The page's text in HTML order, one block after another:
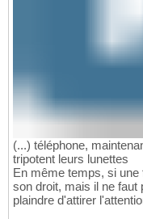
(...) téléphone,
tripotent leurs lunettes
En même temps, si
son droit, mais il ne faut
plaindre d'attirer